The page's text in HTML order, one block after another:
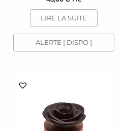
LIRE LA SUITE
ALERTE [ DISPO ]